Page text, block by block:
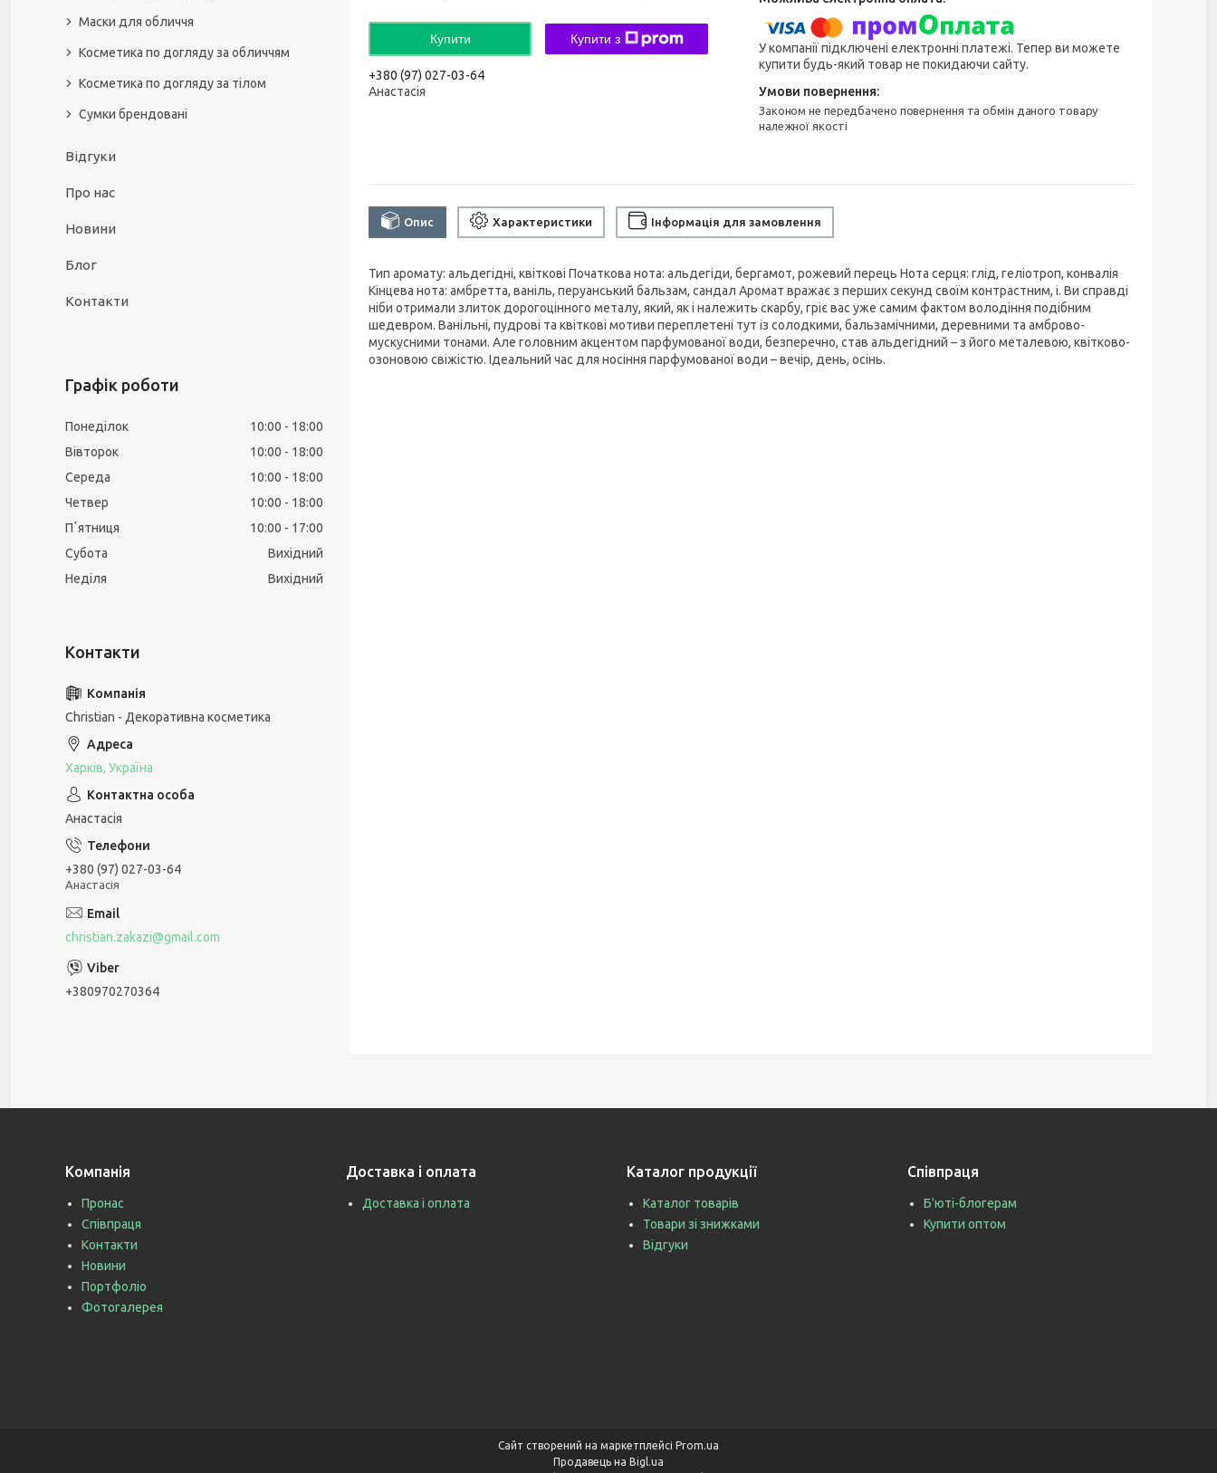
Купити Купити з
+380 (97) 027-03-64
Анастасія
У компанії підключені електронні платежі. Тепер ви можете
купити будь-який товар не покидаючи сайту.
Законом не передбачено повернення та обмін даного товару
належної якості
Опис Характеристики Інформація для замовлення
Тип аромату: альдегідні, квіткові Початкова нота: альдегіди, бергамот, рожевий перець Нота серця: глід, геліотроп, конвалія
Кінцева нота: амбретта, ваніль, перуанський бальзам, сандал Аромат вражає з перших секунд своїм контрастним, і. Ви справді
ніби отримали злиток дорогоцінного металу, який, як і належить скарбу, гріє вас уже самим фактом володіння подібним
шедевром. Ванільні, пудрові та квіткові мотиви переплетені тут із солодкими, бальзамічними, деревними та амброво-
мускусними тонами. Але головним акцентом парфумованої води, безперечно, став альдегідний – з його металевою, квітково-
озоновою свіжістю. Ідеальний час для носіння парфумованої води – вечір, день, осінь.
Маски для обличчя
Косметика по догляду за обличчям
Косметика по догляду за тілом
Сумки брендовані
Відгуки
Про нас
Новини
Блог
Контакти
Графік роботи
Понеділок 10:00
18:00
Вівторок
10:00
18:00
Середа
10:00
18:00
Четвер
10:00
18:00
Пʼятниця
10:00
17:00
Субота
Вихідний
Неділя
Вихідний
Christian - Декоративна косметика
Харків, Україна
Анастасія
+380 (97) 027-03-64
Анастасія
christian.zakazi@gmail.com
+380970270364
Компанія
Пронас
Співпраця
Контакти
Новини
Портфоліо
Фотогалерея
Доставка і оплата
Доставка і оплата
Каталог продукції
Каталог товарів
Товари зі знижками
Відгуки
Співпраця
Б'юті-блогерам
Купити оптом
Сайт створений на маркетплейсі Prom.ua
Продавець на Bigl.ua